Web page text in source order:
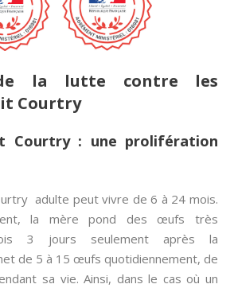
la lutte contre les
Courtry
Courtry : une prolifération
adulte peut vivre de 6 à 24 mois.
la mère pond des œufs très
3 jours seulement après la
de 5 à 15 œufs quotidiennement, de
sa vie. Ainsi, dans le cas où un